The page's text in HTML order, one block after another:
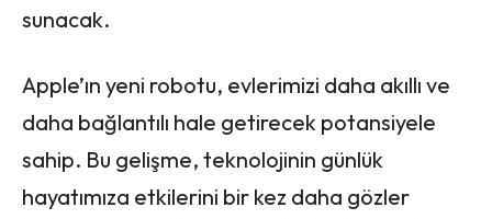
sunacak.
Apple’ın yeni robotu, evlerimizi daha akıllı ve
daha bağlantılı hale getirecek potansiyele
sahip. Bu gelişme, teknolojinin günlük
hayatımıza etkilerini bir kez daha gözler